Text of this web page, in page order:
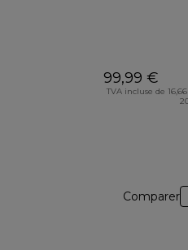
99,99 €
TVA incluse de
Comparer